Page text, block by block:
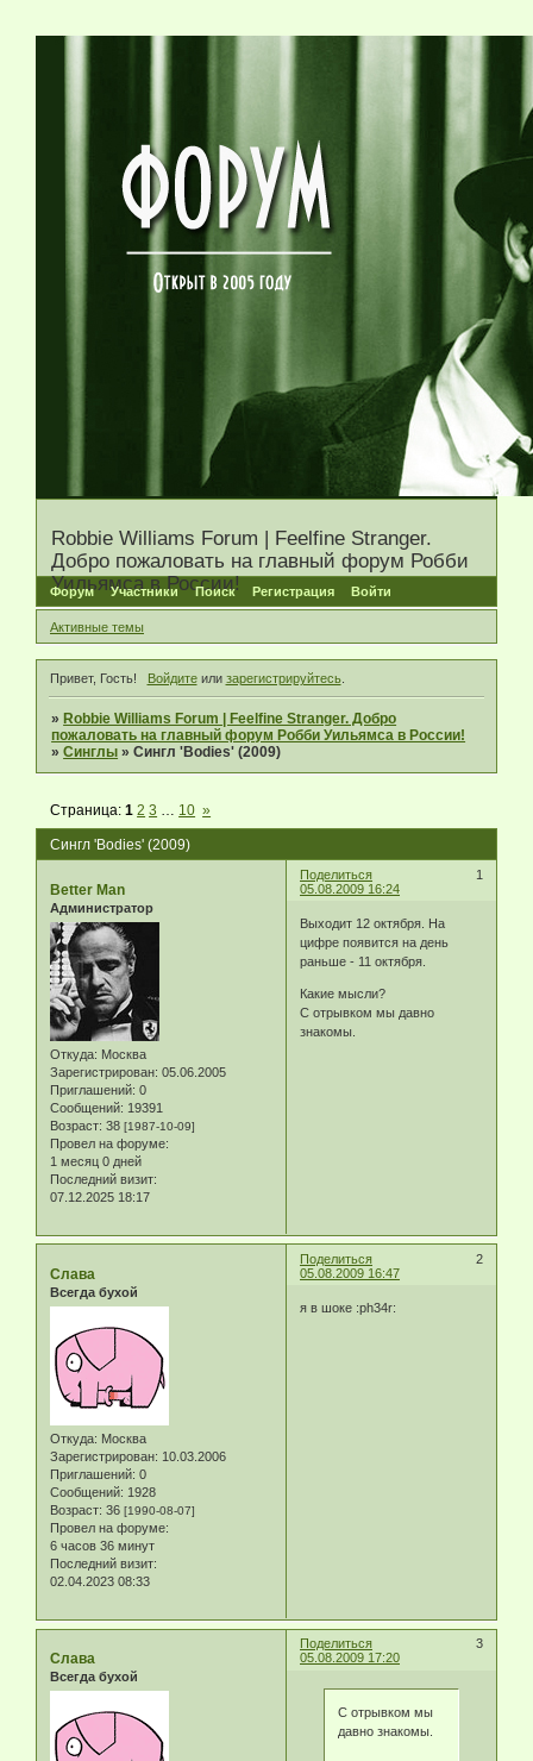
Robbie Williams Forum | Feelfine Stranger.
Добро пожаловать на главный форум Робби
Уильямса в России!
Форум Участники Поиск Регистрация Войти
Активные темы
Привет, Гость! Войдитеили зарегистрируйтесь.
» Robbie Williams Forum | Feelfine Stranger. Добро
пожаловать на главный форум Робби Уильямса в России!
»Синглы »Сингл 'Bodies' (2009)
Сингл 'Bodies' (2009)
Страница:1 2 3 10 »
Поделиться
1
05.08.2009 16:24
Better Man
Администратор
Откуда: Москва
Зарегистрирован: 05.06.2005
Приглашений: 0
Сообщений: 19391
Возраст: 38 [1987-10-09]
Провел на форуме:
1 месяц 0 дней
Последний визит:
07.12.2025 18:17
Выходит 12 октября. На
цифре появится на день
раньше - 11 октября.
Какие мысли?
С отрывком мы давно
знакомы.
Поделиться
2
05.08.2009 16:47
Слава
Всегда бухой
Откуда: Москва
Зарегистрирован: 10.03.2006
Приглашений: 0
Сообщений: 1928
Возраст: 36 [1990-08-07]
Провел на форуме:
6 часов 36 минут
Последний визит:
02.04.2023 08:33
я в шоке :ph34r:
Поделиться
3
05.08.2009 17:20
Слава
Всегда бухой
С отрывком мы
давно знакомы.